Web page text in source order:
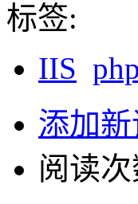
标签:
IIS php
添加
阅读次